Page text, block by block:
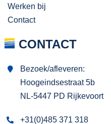
Werken bij
Contact
CONTACT
Bezoek/afleveren:
Hoogeindsestraat 5b
NL-5447 PD Rijkevoort
+31(0)485 371 318